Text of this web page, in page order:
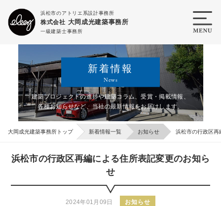
浜松市のアトリエ系設計事務所
株式会社 大岡成光建築事務所
一級建築士事務所
新着情報
News
建築プロジェクトの進捗や建築コラム、受賞・掲載情報、
各種お知らせなど、当社の最新情報をお届けします。
大岡成光建築事務所トップ 新着情報一覧 お知らせ 浜松市の行政区再
浜松市の行政区再編による住所表記変更のお知ら
せ
2024年01月09日 お知らせ